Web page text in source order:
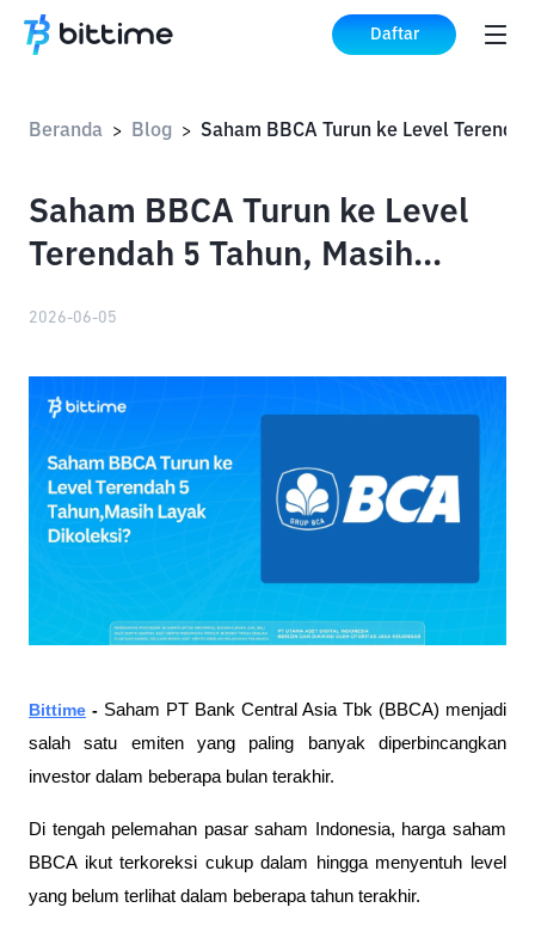
Daftar
Beranda > Blog >
Saham BBCA Turun ke Level
Terendah 5 Tahun, Masih
2026-06-05
Bittime - Saham PT Bank Central Asia Tbk (BBCA) menjadi
salah satu emiten yang paling banyak diperbincangkan
investor dalam beberapa bulan terakhir.
Di tengah pelemahan pasar saham Indonesia, harga saham
BBCA ikut terkoreksi cukup dalam hingga menyentuh level
yang belum terlihat dalam beberapa tahun terakhir.